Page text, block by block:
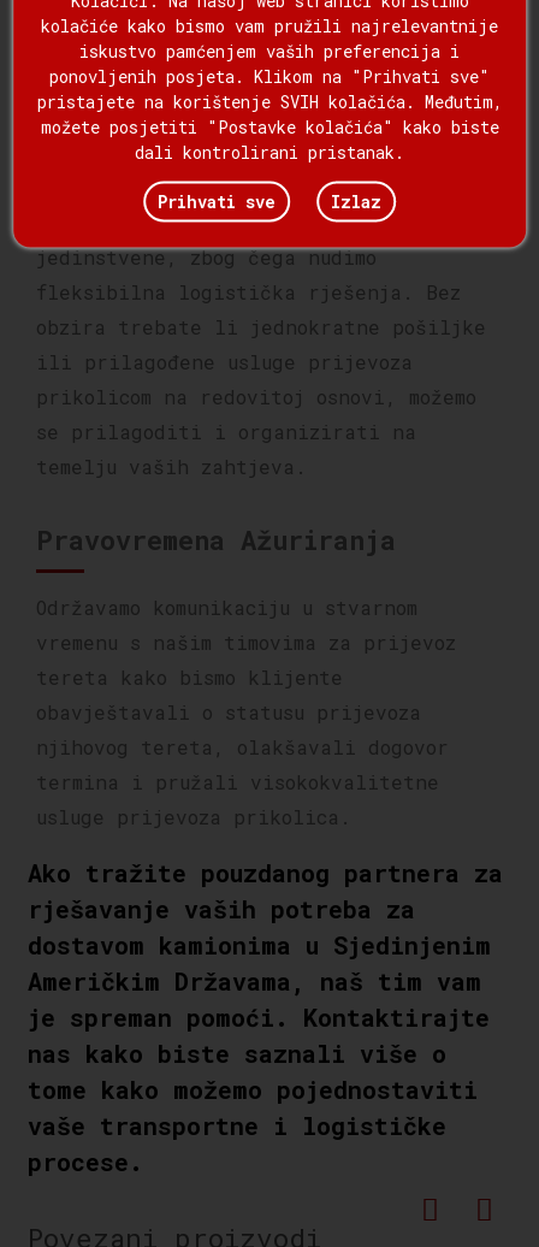
tehnologijom kako bismo osigurali
sigurnu dostavu.
Fleksibilna Logistička
Rješenja
Prepoznajemo da su potrebe svakog kupca
jedinstvene, zbog čega nudimo
fleksibilna logistička rješenja. Bez
obzira trebate li jednokratne pošiljke
ili prilagođene usluge prijevoza
prikolicom na redovitoj osnovi, možemo
se prilagoditi i organizirati na
temelju vaših zahtjeva.
Pravovremena Ažuriranja
Održavamo komunikaciju u stvarnom
vremenu s našim timovima za prijevoz
tereta kako bismo klijente
obavještavali o statusu prijevoza
njihovog tereta, olakšavali dogovor
termina i pružali visokokvalitetne
usluge prijevoza prikolica.
Ako tražite pouzdanog partnera za
rješavanje vaših potreba za
dostavom kamionima u Sjedinjenim
Američkim Državama, naš tim vam
je spreman pomoći. Kontaktirajte
nas kako biste saznali više o
tome kako možemo pojednostaviti
vaše transportne i logističke
procese.
Povezani proizvodi
kolačiće kako bismo vam pružili najrelevantnije
iskustvo pamćenjem vaših preferencija i
ponovljenih posjeta. Klikom na "Prihvati sve"
pristajete na korištenje SVIH kolačića. Međutim,
možete posjetiti "Postavke kolačića" kako biste
dali kontrolirani pristanak.
Prihvati sve Izlaz